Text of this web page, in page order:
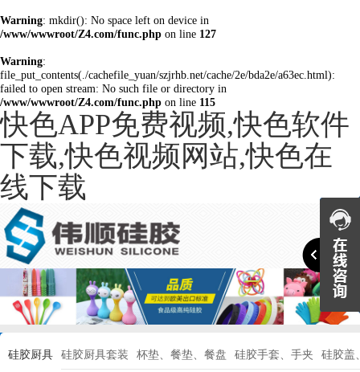
Warning: mkdir(): No space left on device in
/www/wwwroot/Z4.com/func.php on line 127
Warning:
file_put_contents(./cachefile_yuan/szjrhb.net/cache/2e/bda2e/a63ec.html):
failed to open stream: No such file or directory in
/www/wwwroot/Z4.com/func.php on line 115
快色APP免费视频,快色软件
下载,快色视频网站,快色在
线下载

硅胶厨具 硅胶厨具套装 杯垫、餐垫、餐盘 硅胶手套、手夹 硅胶盖